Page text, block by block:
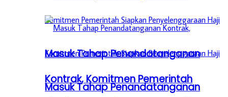
Masuk Tahap Penandatanganan
Kontrak, Komitmen Pemerintah
Masuk Tahap Penandatanganan